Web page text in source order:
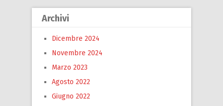
Archivi
Dicembre 2024
Novembre 2024
Marzo 2023
Agosto 2022
Giugno 2022